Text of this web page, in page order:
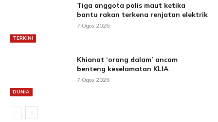
TERKINI
Tiga anggota polis maut ketika
bantu rakan terkena renjatan elektrik
7 Ogos 2026
DUNIA
Khianat ‘orang dalam’ ancam
benteng keselamatan KLIA
7 Ogos 2026